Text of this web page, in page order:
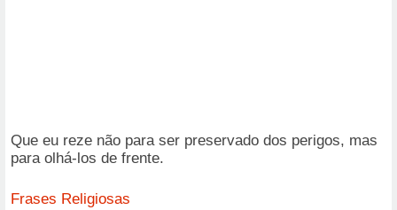
Que eu reze não para ser preservado dos perigos, mas
para olhá-los de frente.
Frases Religiosas